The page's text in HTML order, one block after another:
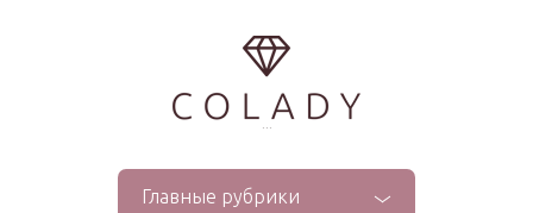
...
Главные рубрики